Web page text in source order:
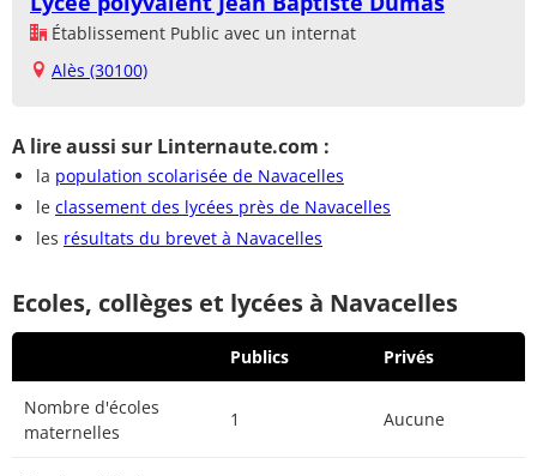
Établissement Public avec un internat
Alès (30100)
A lire aussi sur Linternaute.com :
la population scolarisée de Navacelles
le classement des lycées près de Navacelles
les résultats du brevet à Navacelles
Ecoles, collèges et lycées à Navacelles
Publics Privés
Nombre d'écoles
maternelles
1 Aucune